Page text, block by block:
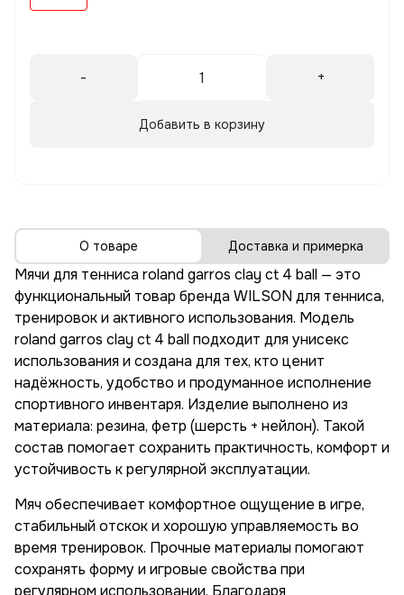
- +
Добавить в корзину
О товаре Доставка и примерка
Мячи для тенниса roland garros clay ct 4 ball — это
функциональный товар бренда WILSON для тенниса,
тренировок и активного использования. Модель
roland garros clay ct 4 ball подходит для унисекс
использования и создана для тех, кто ценит
надёжность, удобство и продуманное исполнение
спортивного инвентаря. Изделие выполнено из
материала: резина, фетр (шерсть + нейлон). Такой
состав помогает сохранить практичность, комфорт и
устойчивость к регулярной эксплуатации.
Мяч обеспечивает комфортное ощущение в игре,
стабильный отскок и хорошую управляемость во
время тренировок. Прочные материалы помогают
сохранять форму и игровые свойства при
регулярном использовании. Благодаря